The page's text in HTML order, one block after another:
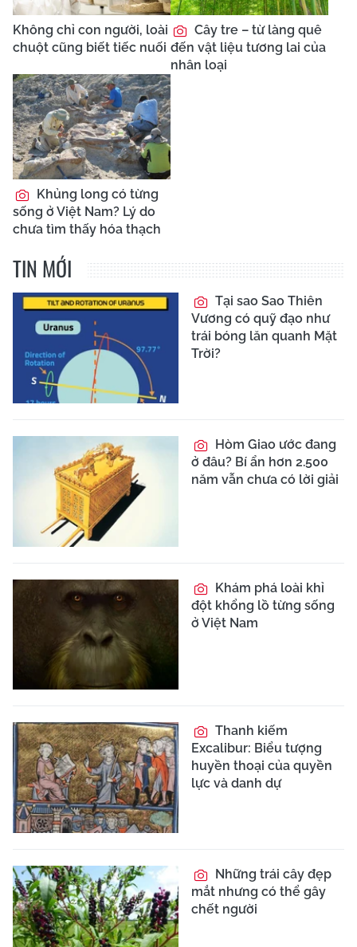
Không chỉ con người, loài
chuột cũng biết tiếc nuối
Cây tre – từ làng quê
đến vật liệu tương lai của
nhân loại
Khủng long có từng
sống ở Việt Nam? Lý do
chưa tìm thấy hóa thạch
TIN MỚI
Tại sao Sao Thiên
Vương có quỹ đạo như
trái bóng lăn quanh Mặt
Trời?
Hòm Giao ước đang
ở đâu? Bí ẩn hơn 2.500
năm vẫn chưa có lời giải
Khám phá loài khỉ
đột khổng lồ từng sống
ở Việt Nam
Thanh kiếm
Excalibur: Biểu tượng
huyền thoại của quyền
lực và danh dự
Những trái cây đẹp
mắt nhưng có thể gây
chết người